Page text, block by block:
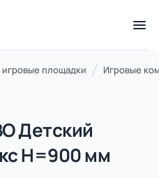
площадки Игровые
Детский
Н=900 мм